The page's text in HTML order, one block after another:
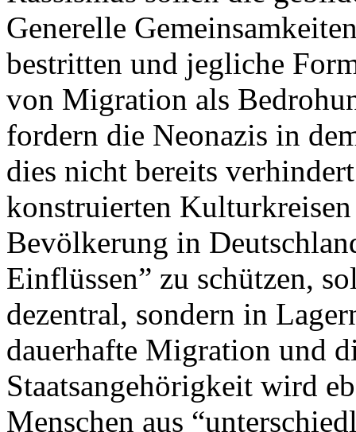
Generelle
bestritten und jegliche
von Migration als
fordern die Neonazis in
dies nicht bereits
konstruierten
Bevölkerung in
Einflüssen” zu schützen,
dezentral, sondern in
dauerhafte Migration und
Staatsangehörigkeit wird
Menschen aus